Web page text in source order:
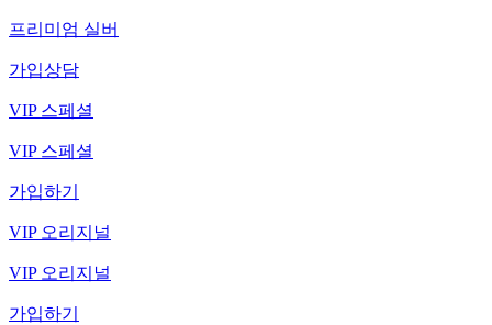
프리미엄 실버
가입상담
VIP 스페셜
VIP 스페셜
가입하기
VIP 오리지널
VIP 오리지널
가입하기